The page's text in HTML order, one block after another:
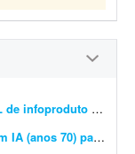
de infoproduto
Criação e edição de vídeos biográficos com IA (anos 70) para YouTube